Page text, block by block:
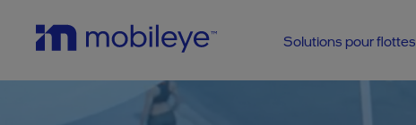
Solutions pour flottes